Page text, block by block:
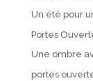
Un été pour
Portes
Une ombre
portes